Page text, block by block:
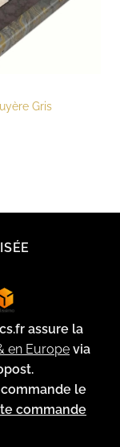
Gris
assure la
en Europe via
le
commande